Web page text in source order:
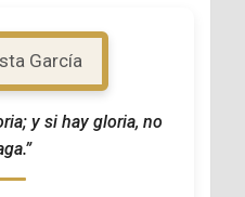
y si hay gloria, no